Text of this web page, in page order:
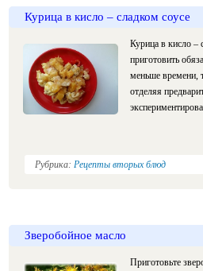
Курица в кисло – сладком соусе
Курица в кисло –
приготовить
меньше времени,
отделяя
Рубрика: Рецепты вторых блюд
Зверобойное масло
Приготовьте